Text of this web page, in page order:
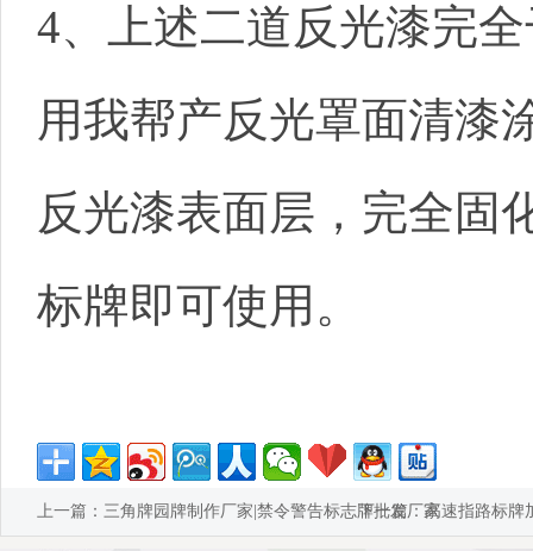
4、上述二道反光漆完
用我帮产反光罩面清漆
反光漆表面层，完全固
标牌即可使用。
上一篇： 三角牌园牌制作厂家|禁令警告标志牌批发厂家
下一篇：高速指路标牌